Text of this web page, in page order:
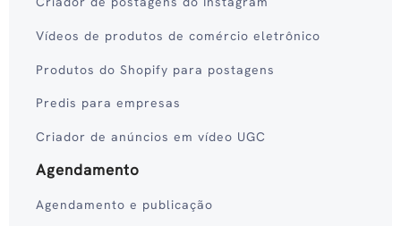
Vídeos de produtos de comércio eletrônico
Produtos do Shopify para postagens
Predis para empresas
Criador de anúncios em vídeo UGC
Agendamento
Agendamento e publicação